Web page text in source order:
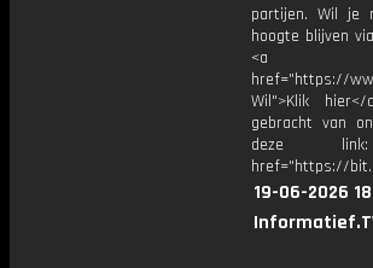
partijen. Wil je
hoogte blijven
<a
href="https://
Wil">Klik
gebracht van
deze
href="https://
19-06-2026